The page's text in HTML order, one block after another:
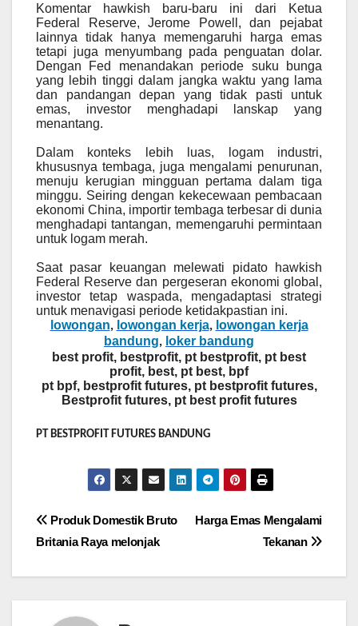
Komentar hawkish baru-baru ini dari Ketua
Federal Reserve, Jerome Powell, dan pejabat
lainnya tidak hanya memengaruhi harga emas
tetapi juga menyumbang pada penguatan dolar.
Dengan Fed menandakan periode suku bunga
yang lebih tinggi dalam jangka waktu yang lama
dan pandangan depan yang tidak pasti untuk
emas, investor menghadapi lanskap yang
menantang.
Dalam konteks lebih luas, logam industri,
khususnya tembaga, juga mengalami penurunan,
menuju kerugian mingguan pertama dalam tiga
minggu. Seiring dengan kekecewaan pembacaan
ekonomi China, importir tembaga terbesar di dunia
menghadapi tantangan, memengaruhi permintaan
untuk logam merah.
Saat pasar keuangan melewati pidato hawkish
Federal Reserve dan pergeseran ekonomi global,
investor tetap waspada, mengadaptasi strategi
untuk menavigasi periode ketidakpastian ini.
lowongan, lowongan kerja, lowongan kerja
bandung, loker bandung
best profit, bestprofit, pt bestprofit, pt best
profit, best, pt best, bpf
pt bpf, bestprofit futures, pt bestprofit futures,
Bestprofit futures, pt best profit futures
PT BESTPROFIT FUTURES BANDUNG
Post
navigation
Harga Emas Mengalami
Tekanan
Produk Domestik Bruto
Britania Raya melonjak